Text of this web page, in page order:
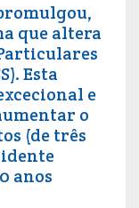
que altera
Esta
e
o
(de três
anos